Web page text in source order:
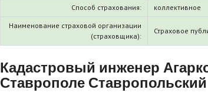
Способ страхования: коллективное
Наименование страховой организации
(страховщика):
Страховое
Кадастровый инженер
Ставрополе